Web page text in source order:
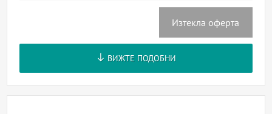
Изтекла оферта
ВИЖТЕ ПОДОБНИ